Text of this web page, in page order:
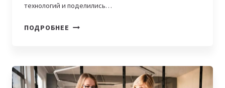
технологий и поделились…
ПОДРОБНЕЕ WOMENINTECH.
ИЗ
БИШКЕКА